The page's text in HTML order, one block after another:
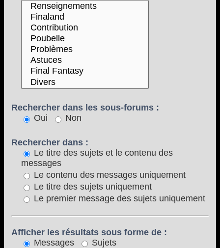
Rechercher dans les sous-forums :
Oui
Non
Rechercher dans :
Le titre des sujets et le contenu des
messages
Le contenu des messages uniquement
Le titre des sujets uniquement
Le premier message des sujets uniquement
Afficher les résultats sous forme de :
Messages
Sujets